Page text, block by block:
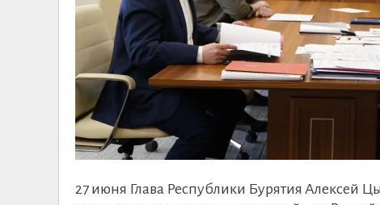
27 июня Глава Республики Бурятия Алексей